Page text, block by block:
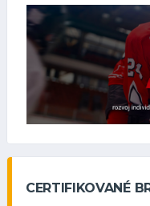
CERTIFIKOVANÉ